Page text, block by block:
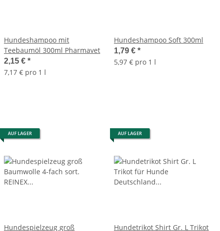
Hundeshampoo mit
Teebaumöl 300ml Pharmavet
2,15 € *
7,17 € pro 1 l
Hundeshampoo Soft 300ml
1,79 € *
5,97 € pro 1 l
AUF LAGER
Hundespielzeug groß
AUF LAGER
Hundetrikot Shirt Gr. L Trikot